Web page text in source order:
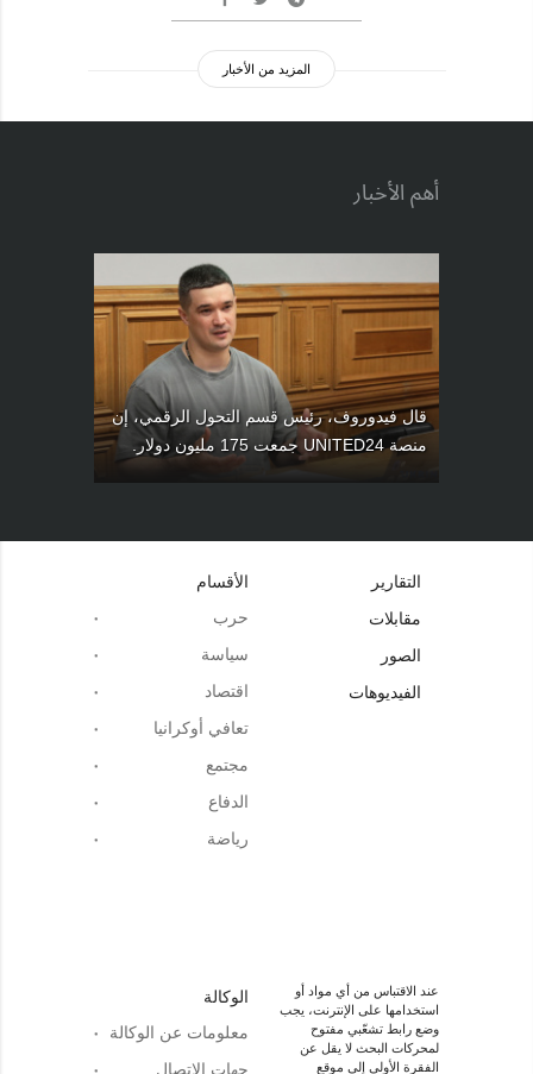
المزيد من الأخبار
أهم الأخبار
قال فيدوروف، رئيس قسم التحول الرقمي، إن
منصة UNITED24 جمعت 175 مليون دولار.
الأقسام
حرب
سياسة
اقتصاد
تعافي أوكرانيا
مجتمع
الدفاع
رياضة
الوكالة
معلومات عن الوكالة
جهات الاتصال
التقارير
مقابلات
الصور
الفيديوهات
عند الاقتباس من أي مواد أو
استخدامها على الإنترنت، يجب
وضع رابط تشعّبي مفتوح
لمحركات البحث لا يقل عن
الفقرة الأولى إلى موقع